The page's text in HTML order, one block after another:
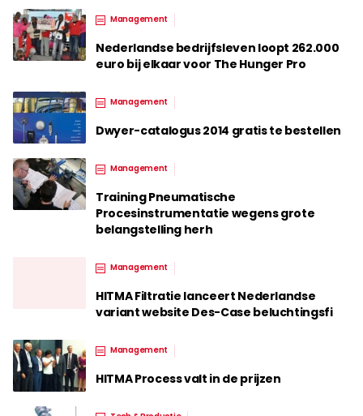
Management
Nederlandse bedrijfsleven loopt 262.000
euro bij elkaar voor The Hunger Pro
Management
Dwyer-catalogus 2014 gratis te bestellen
Management
Training Pneumatische
Procesinstrumentatie wegens grote
belangstelling herh
Management
HITMA Filtratie lanceert Nederlandse
variant website Des-Case beluchtingsfi
Management
HITMA Process valt in de prijzen